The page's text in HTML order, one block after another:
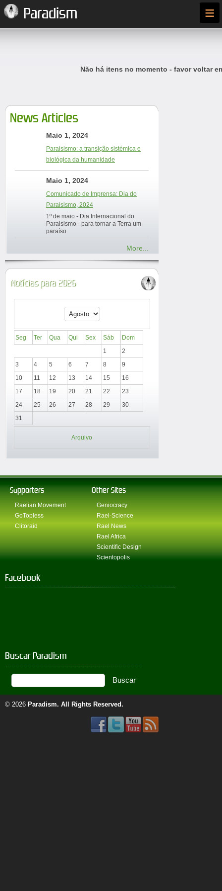
Paradism ≡
Não há itens no momento - favor voltar
News Articles
Maio 1, 2024
Paraisismo: a transição sistémica e
biológica da humanidade
Maio 1, 2024
Comunicado de Imprensa: Dia do
Paraisismo, 2024
1º de maio - Dia Internacional do
Paraisismo - para tornar a Terra um
paraíso
More...
Notícias para 2026
Seg Ter Qua Qui Sex Sáb
Dom
1
2
3
4 5 6 7 8
9
10
11 12 13 14 15
16
17
18 19 20 21 22
23
24
25 26 27 28 29
30
31
Arquivo
Supporters
Raelian Movement
GoTopless
Clitoraid
Other Sites
Geniocracy
Rael-Science
Rael News
Rael Africa
Scientific Design
Scientopolis
Facebook
Buscar Paradism
© 2026 Paradism. All Rights Reserved.